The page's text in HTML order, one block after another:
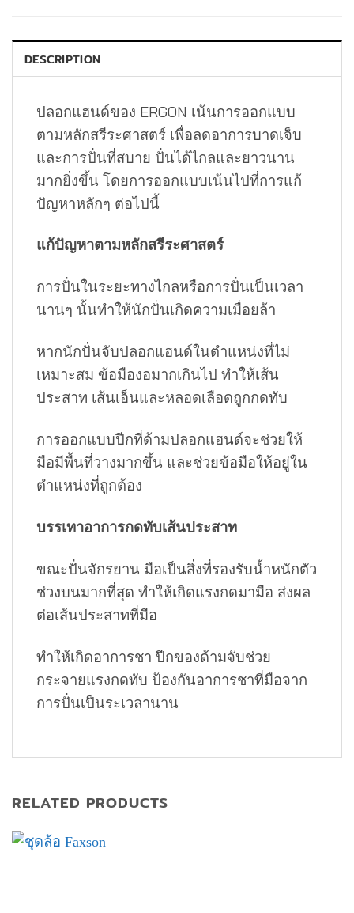
DESCRIPTION
ปลอกแฮนด์ของ ERGON เน้นการออกแบบ
ตามหลักสรีระศาสตร์ เพื่อลดอาการบาดเจ็บ
และการปั่นที่สบาย ปั่นได้ไกลและยาวนาน
มากยิ่งขึ้น โดยการออกแบบเน้นไปที่การแก้
ปัญหาหลักๆ ต่อไปนี้
แก้ปัญหาตามหลักสรีระศาสตร์
การปั่นในระยะทางไกลหรือการปั่นเป็นเวลา
นานๆ นั้นทำให้นักปั่นเกิดความเมื่อยล้า
หากนักปั่นจับปลอกแฮนด์ในตำแหน่งที่ไม่
เหมาะสม ข้อมืองอมากเกินไป ทำให้เส้น
ประสาท เส้นเอ็นและหลอดเลือดถูกกดทับ
การออกแบบปีกที่ด้ามปลอกแฮนด์จะช่วยให้
มือมีพื้นที่วางมากขึ้น และช่วยข้อมือให้อยู่ใน
ตำแหน่งที่ถูกต้อง
บรรเทาอาการกดทับเส้นประสาท
ขณะปั่นจักรยาน มือเป็นสิ่งที่รองรับน้ำหนักตัว
ช่วงบนมากที่สุด ทำให้เกิดแรงกดมามือ ส่งผล
ต่อเส้นประสาทที่มือ
ทำให้เกิดอาการชา ปีกของด้ามจับช่วย
กระจายแรงกดทับ ป้องกันอาการชาที่มือจาก
การปั่นเป็นระเวลานาน
RELATED PRODUCTS